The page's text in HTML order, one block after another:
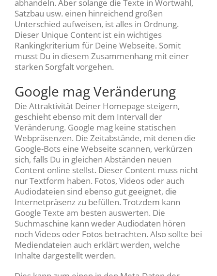
abhandeln. Aber solange die Texte in Wortwahl,
Satzbau usw. einen hinreichend großen
Unterschied aufweisen, ist alles in Ordnung.
Dieser Unique Content ist ein wichtiges
Rankingkriterium für Deine Webseite. Somit
musst Du in diesem Zusammenhang mit einer
starken Sorgfalt vorgehen.
Google mag Veränderung
Die Attraktivität Deiner Homepage steigern,
geschieht ebenso mit dem Intervall der
Veränderung. Google mag keine statischen
Webpräsenzen. Die Zeitabstände, mit denen die
Google-Bots eine Webseite scannen, verkürzen
sich, falls Du in gleichen Abständen neuen
Content online stellst. Dieser Content muss nicht
nur Textform haben. Fotos, Videos oder auch
Audiodateien sind ebenso gut geeignet, die
Internetpräsenz zu befüllen. Trotzdem kann
Google Texte am besten auswerten. Die
Suchmaschine kann weder Audiodaten hören
noch Videos oder Fotos betrachten. Also sollte bei
Mediendateien auch erklärt werden, welche
Inhalte dargestellt werden.